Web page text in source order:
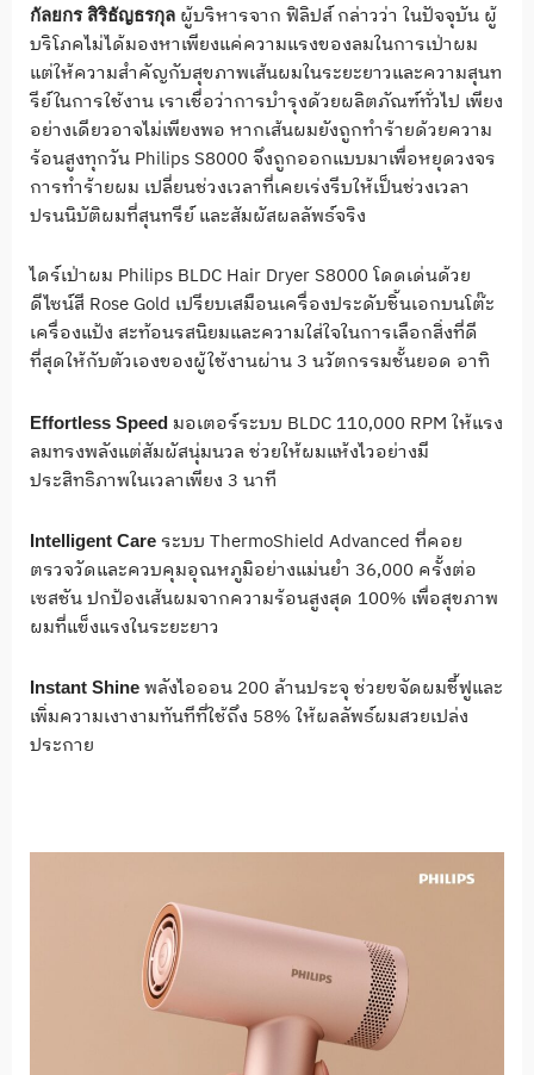
กัลยกร สิริธัญธรกุล ผู้บริหารจาก ฟิลิปส์ กล่าวว่า ในปัจจุบัน ผู้
บริโภคไม่ได้มองหาเพียงแค่ความแรงของลมในการเป่าผม
แต่ให้ความสำคัญกับสุขภาพเส้นผมในระยะยาวและความสุนท
รีย์ในการใช้งาน เราเชื่อว่าการบำรุงด้วยผลิตภัณฑ์ทั่วไป เพียง
อย่างเดียวอาจไม่เพียงพอ หากเส้นผมยังถูกทำร้ายด้วยความ
ร้อนสูงทุกวัน Philips S8000 จึงถูกออกแบบมาเพื่อหยุดวงจร
การทำร้ายผม เปลี่ยนช่วงเวลาที่เคยเร่งรีบให้เป็นช่วงเวลา
ปรนนิบัติผมที่สุนทรีย์ และสัมผัสผลลัพธ์จริง
ไดร์เป่าผม Philips BLDC Hair Dryer S8000 โดดเด่นด้วย
ดีไซน์สี Rose Gold เปรียบเสมือนเครื่องประดับชิ้นเอกบนโต๊ะ
เครื่องแป้ง สะท้อนรสนิยมและความใส่ใจในการเลือกสิ่งที่ดี
ที่สุดให้กับตัวเองของผู้ใช้งานผ่าน 3 นวัตกรรมชั้นยอด อาทิ
Effortless Speed มอเตอร์ระบบ BLDC 110,000 RPM ให้แรง
ลมทรงพลังแต่สัมผัสนุ่มนวล ช่วยให้ผมแห้งไวอย่างมี
ประสิทธิภาพในเวลาเพียง 3 นาที
Intelligent Care ระบบ ThermoShield Advanced ที่คอย
ตรวจวัดและควบคุมอุณหภูมิอย่างแม่นยำ 36,000 ครั้งต่อ
เซสชัน ปกป้องเส้นผมจากความร้อนสูงสุด 100% เพื่อสุขภาพ
ผมที่แข็งแรงในระยะยาว
Instant Shine พลังไอออน 200 ล้านประจุ ช่วยขจัดผมชี้ฟูและ
เพิ่มความเงางามทันทีที่ใช้ถึง 58% ให้ผลลัพธ์ผมสวยเปล่ง
ประกาย